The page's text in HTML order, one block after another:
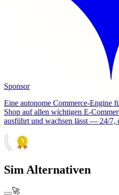
Sponsor
Eine autonome Commerce-Engine
Shop auf allen wichtigen E-
ausführt und wachsen lässt — 24/7,
Sim Alternativen
🚀